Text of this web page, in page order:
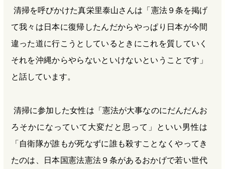
清掃を呼びかけた真栄里泰山さんは「憲法９条を掲げ
て我々は日本に復帰したんだからやっぱり日本が今間
違った道に行こうとしているときにこれを質していく
それを沖縄からやらないといけないということです」
と話しています。
清掃に参加した女性は「憲法が大事なのにだんだんお
ろそかになっていて大変だと思って」といい男性は
「自衛隊が誰もが死なずに誰も殺すことなくやってき
たのは、日本国憲法憲法９条があるおかげで若い世代